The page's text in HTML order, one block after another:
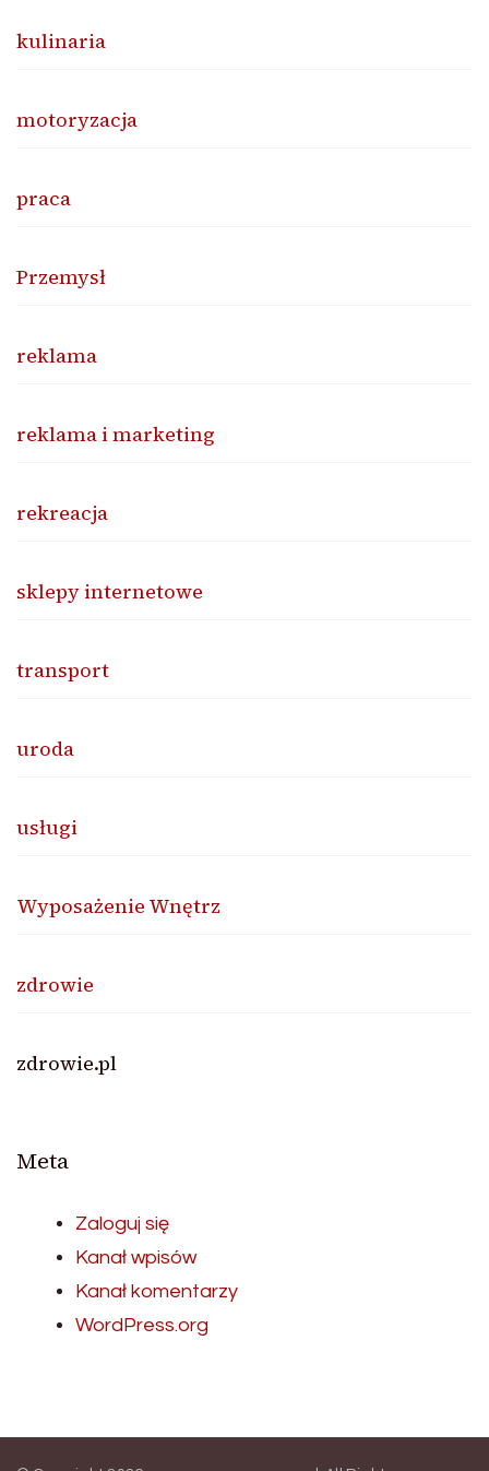
kulinaria
motoryzacja
praca
Przemysł
reklama
reklama i marketing
rekreacja
sklepy internetowe
transport
uroda
usługi
Wyposażenie Wnętrz
zdrowie
zdrowie.pl
Meta
Zaloguj się
Kanał wpisów
Kanał komentarzy
WordPress.org